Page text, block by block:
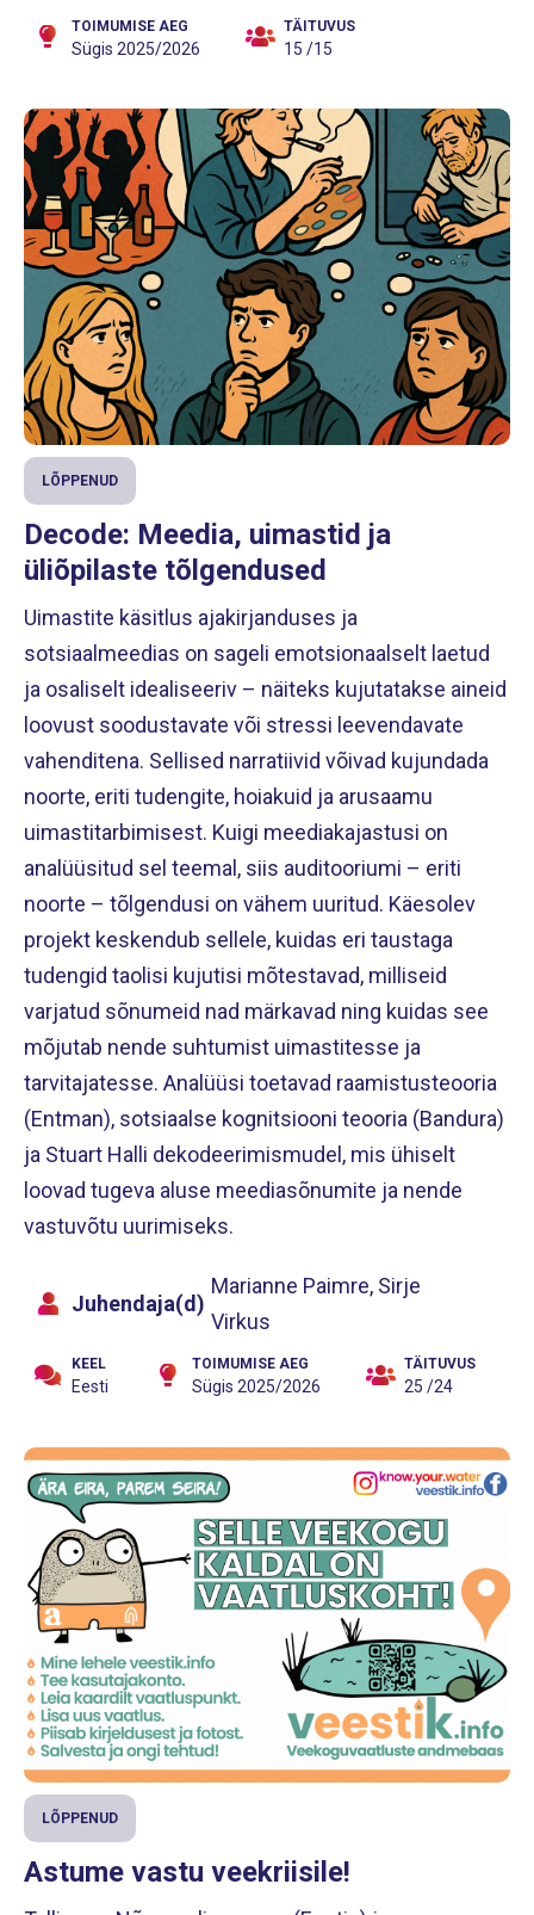
TOIMUMISE AEG
Sügis 2025/2026
TÄITUVUS
15 /15
LÕPPENUD
Decode: Meedia, uimastid ja
üliõpilaste tõlgendused
Uimastite käsitlus ajakirjanduses ja
sotsiaalmeedias on sageli emotsionaalselt laetud
ja osaliselt idealiseeriv – näiteks kujutatakse aineid
loovust soodustavate või stressi leevendavate
vahenditena. Sellised narratiivid võivad kujundada
noorte, eriti tudengite, hoiakuid ja arusaamu
uimastitarbimisest. Kuigi meediakajastusi on
analüüsitud sel teemal, siis auditooriumi – eriti
noorte – tõlgendusi on vähem uuritud. Käesolev
projekt keskendub sellele, kuidas eri taustaga
tudengid taolisi kujutisi mõtestavad, milliseid
varjatud sõnumeid nad märkavad ning kuidas see
mõjutab nende suhtumist uimastitesse ja
tarvitajatesse. Analüüsi toetavad raamistusteooria
(Entman), sotsiaalse kognitsiooni teooria (Bandura)
ja Stuart Halli dekodeerimismudel, mis ühiselt
loovad tugeva aluse meediasõnumite ja nende
vastuvõtu uurimiseks.
Juhendaja(d)
Marianne Paimre, Sirje
Virkus
KEEL
Eesti
TOIMUMISE AEG
Sügis 2025/2026
TÄITUVUS
25 /24
LÕPPENUD
Astume vastu veekriisile!